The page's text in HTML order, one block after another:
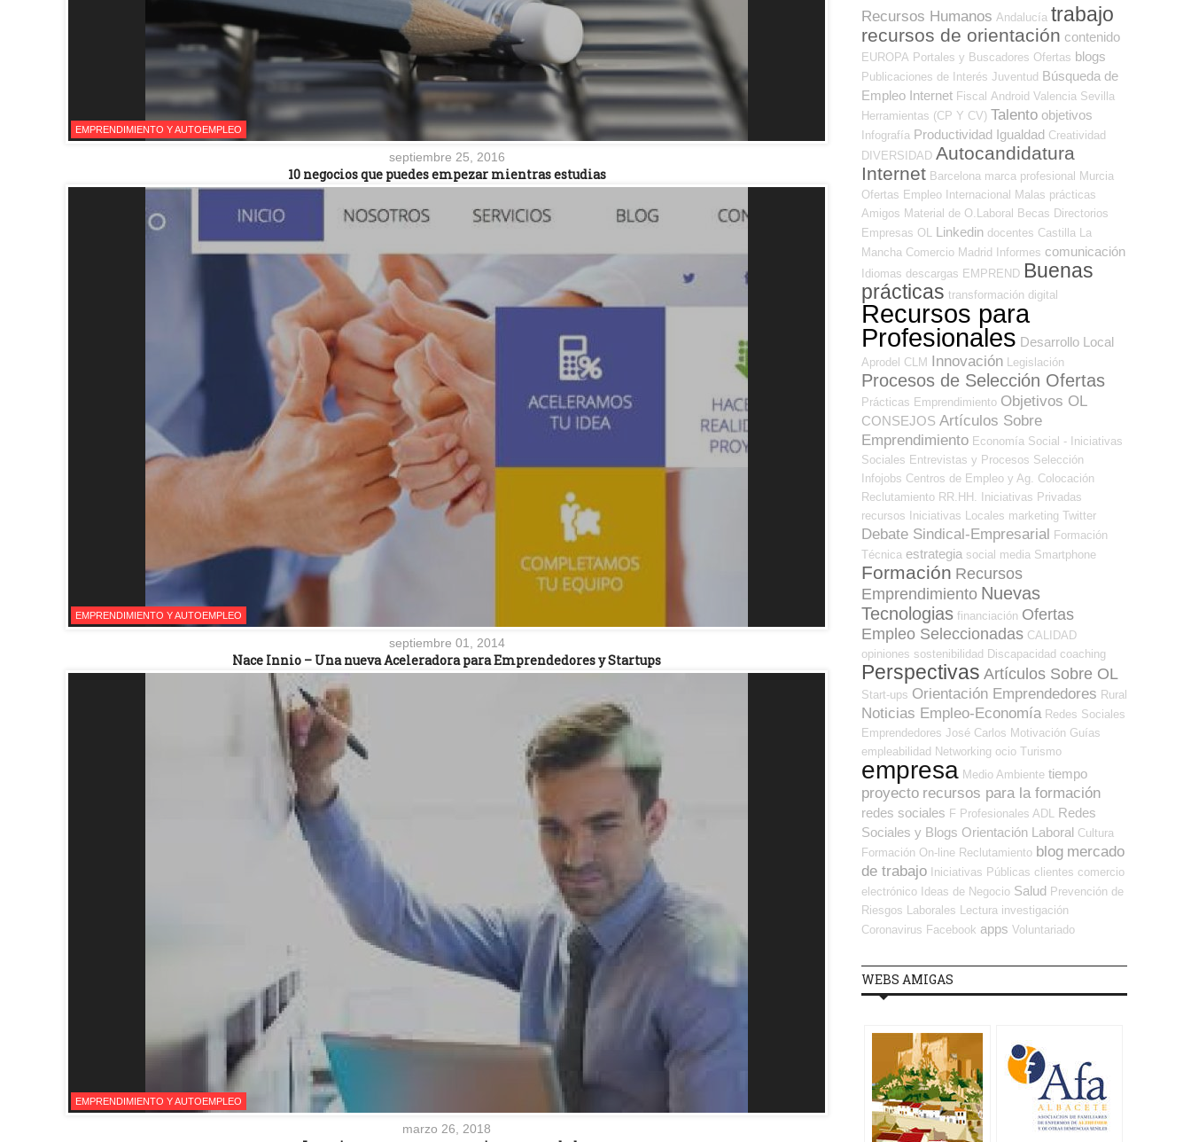
EMPRENDIMIENTO Y AUTOEMPLEO
septiembre 25, 2016
10 negocios que puedes empezar mientras estudias
EMPRENDIMIENTO Y AUTOEMPLEO
septiembre 01, 2014
Nace Innio – Una nueva Aceleradora para Emprendedores y Startups
EMPRENDIMIENTO Y AUTOEMPLEO
marzo 26, 2018
Recursos Humanos Andalucía trabajo
recursos de orientación contenido
EUROPA Portales y Buscadores Ofertas blogs
Publicaciones de Interés Juventud Búsqueda de
Empleo Internet Fiscal Android Valencia Sevilla
Herramientas (CP Y CV) Talento objetivos
Infografía Productividad Igualdad Creatividad
DIVERSIDAD Autocandidatura
Internet Barcelona marca profesional
Murcia
Ofertas Empleo Internacional
Malas prácticas
Amigos Material de O.Laboral Becas Directorios
Empresas OL
Linkedin docentes Castilla La
Mancha Comercio Madrid Informes comunicación
Idiomas descargas EMPREND Buenas
prácticas transformación digital
Recursos para
Profesionales Desarrollo Local
Aprodel CLM Innovación Legislación
Procesos de Selección Ofertas
Prácticas Emprendimiento Objetivos OL
CONSEJOS Artículos Sobre
Emprendimiento Economía Social - Iniciativas
Sociales Entrevistas y Procesos Selección
Infojobs Centros de Empleo y Ag. Colocación
Reclutamiento RR.HH.
Iniciativas Privadas
recursos
Iniciativas Locales marketing Twitter
Debate Sindical-Empresarial Formación
Técnica estrategia social media Smartphone
Formación Recursos
Emprendimiento Nuevas
Tecnologias financiación Ofertas
Empleo Seleccionadas CALIDAD
opiniones sostenibilidad Discapacidad coaching
Perspectivas Artículos Sobre OL
Start-ups Orientación Emprendedores Rural
Noticias Empleo-Economía Redes Sociales
Emprendedores José Carlos Motivación Guías
empleabilidad Networking ocio Turismo
empresa Medio Ambiente tiempo
proyecto recursos para la formación
redes sociales F Profesionales ADL
Redes
Sociales y Blogs Orientación Laboral Cultura
Formación On-line Reclutamiento blog mercado
de trabajo Iniciativas Públicas clientes comercio
electrónico Ideas de Negocio Salud Prevención de
Riesgos Laborales
Lectura investigación
Coronavirus Facebook apps Voluntariado
WEBS AMIGAS